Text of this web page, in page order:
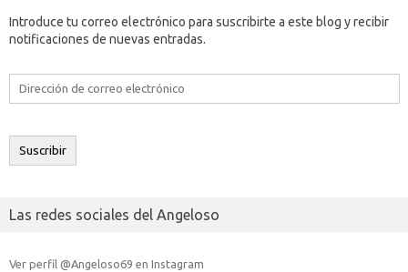
Introduce tu correo electrónico para suscribirte a este blog y recibir
notificaciones de nuevas entradas.
Dirección
electrónico
Suscribir
Las redes sociales del Angeloso
Ver perfil @Angeloso69 en Instagram